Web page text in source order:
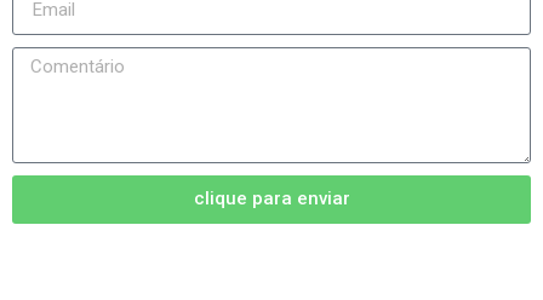
clique para enviar